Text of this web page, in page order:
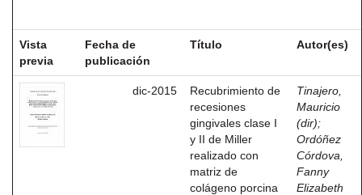
Vista
previa
Fecha de
publicación
Título Autor(es)
dic-2015
Recubrimiento de
recesiones
gingivales clase I
y II de Miller
realizado con
matriz de
colágeno porcina
Tinajero,
Mauricio
(dir);
Ordóñez
Córdova,
Fanny
Elizabeth